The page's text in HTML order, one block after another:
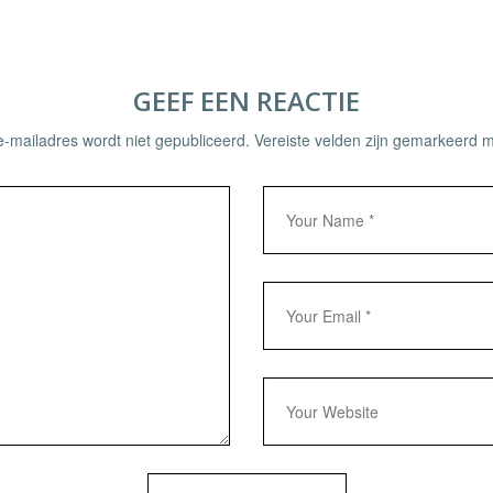
GEEF EEN REACTIE
mailadres wordt niet gepubliceerd. Vereiste velden zijn gemarkeerd